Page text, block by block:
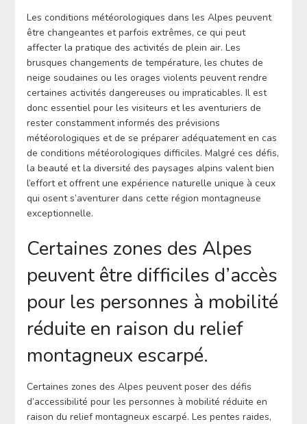
Les conditions météorologiques dans les Alpes peuvent
être changeantes et parfois extrêmes, ce qui peut
affecter la pratique des activités de plein air. Les
brusques changements de température, les chutes de
neige soudaines ou les orages violents peuvent rendre
certaines activités dangereuses ou impraticables. Il est
donc essentiel pour les visiteurs et les aventuriers de
rester constamment informés des prévisions
météorologiques et de se préparer adéquatement en cas
de conditions météorologiques difficiles. Malgré ces défis,
la beauté et la diversité des paysages alpins valent bien
l’effort et offrent une expérience naturelle unique à ceux
qui osent s’aventurer dans cette région montagneuse
exceptionnelle.
Certaines zones des Alpes
peuvent être difficiles d’accès
pour les personnes à mobilité
réduite en raison du relief
montagneux escarpé.
Certaines zones des Alpes peuvent poser des défis
d’accessibilité pour les personnes à mobilité réduite en
raison du relief montagneux escarpé. Les pentes raides,